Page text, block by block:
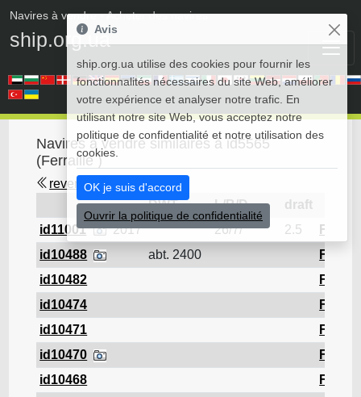
Navires à vendre• Acheter des navires
ship.org.ua
Navires à vendre similaires à id5565
(Ferraille )
revenir en arrière
DWT
L/B/D
draft
id11001
2017 26/7/ 2.5
id10488
abt. 2400
id10482
id10474
id10471
id10470
id10468
Avis
ship.org.ua utilise des cookies pour fournir les
fonctionnalités nécessaires du site Web, améliorer
votre expérience et analyser notre trafic. En
utilisant notre site Web, vous acceptez notre
politique de confidentialité et notre utilisation des
cookies.
OK je suis d'accord
Ouvrir la politique de confidentialité